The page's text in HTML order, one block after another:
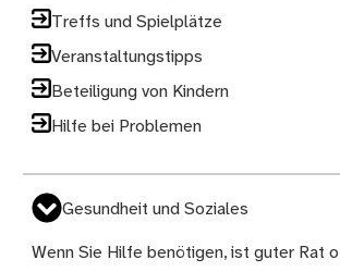
Treffs und Spielplätze
Veranstaltungstipps
Beteiligung von Kindern
Hilfe bei Problemen
Gesundheit und Soziales
Wenn Sie Hilfe benötigen, ist guter Rat